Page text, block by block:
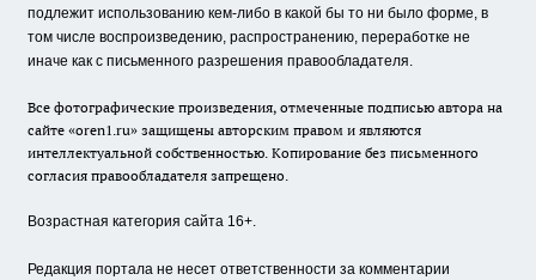
подлежит использованию кем-либо в какой бы то ни было форме, в
том числе воспроизведению, распространению, переработке не
иначе как с письменного разрешения правообладателя.
Все фотографические произведения, отмеченные подписью автора на
сайте «oren1.ru» защищены авторским правом и являются
интеллектуальной собственностью. Копирование без письменного
согласия правообладателя запрещено.
Возрастная категория сайта 16+.
Редакция портала не несет ответственности за комментарии